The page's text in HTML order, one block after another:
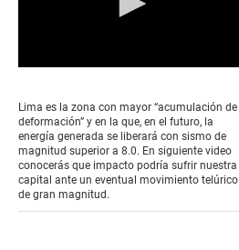
of
0
seconds
Lima es la zona con mayor “acumulación de
deformación” y en la que, en el futuro, la
energía generada se liberará con sismo de
magnitud superior a 8.0. En siguiente video
conocerás que impacto podría sufrir nuestra
capital ante un eventual movimiento telúrico
de gran magnitud.